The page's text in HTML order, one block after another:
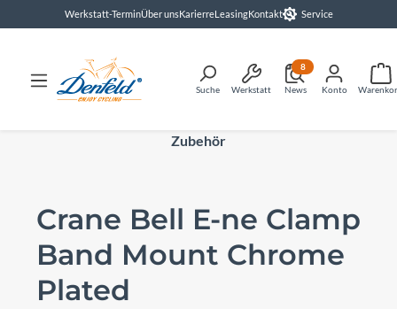
springenWerkstatt-TerminÜber unsKarierreLeasingKontakt Service
Suche Werkstatt News
8
Konto
Zubehör
Crane Bell E-ne Clamp
Band Mount Chrome
Plated